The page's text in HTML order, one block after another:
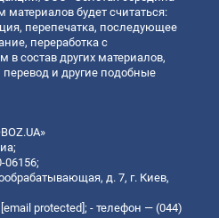
будет считаться:
перепечатка, последующее
переработка с
состав других материалов,
и другие подобные
06156;
д. 7, г. Киев,
[email protected] ; - телефон — (044)